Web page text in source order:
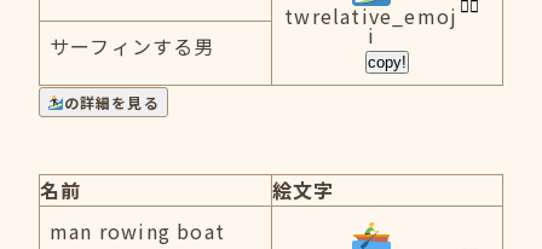
twrelative_emoj
i
copy!
サーフィンする男
の詳細を見る
名前
絵文字
man rowing boat